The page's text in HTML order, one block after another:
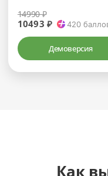
14990 ₽
10493 ₽ 420
Демоверсия
Как